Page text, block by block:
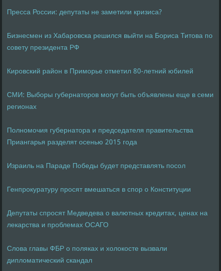
Пресса России: депутаты не заметили кризиса?
Бизнесмен из Хабаровска решился выйти на Бориса Титова по
совету президента РФ
Кировский район в Приморье отметил 80-летний юбилей
СМИ: Выборы губернаторов могут быть объявлены еще в семи
регионах
Полномочия губернатора и председателя правительства
Приангарья разделят осенью 2015 года
Израиль на Параде Победы будет представлять посол
Генпрокуратуру просят вмешаться в спор о Конституции
Депутаты спросят Медведева о валютных кредитах, ценах на
лекарства и проблемах ОСАГО
Слова главы ФБР о поляках и холокосте вызвали
дипломатический скандал